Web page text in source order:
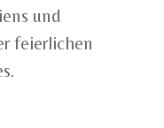
und
feierlichen